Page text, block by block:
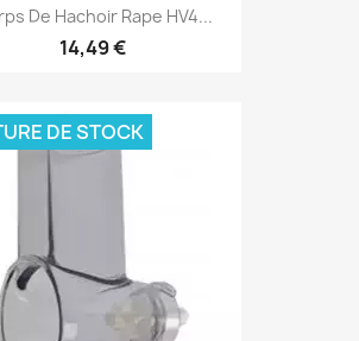
De Hachoir Rape HV4...
14,49 €
DE STOCK